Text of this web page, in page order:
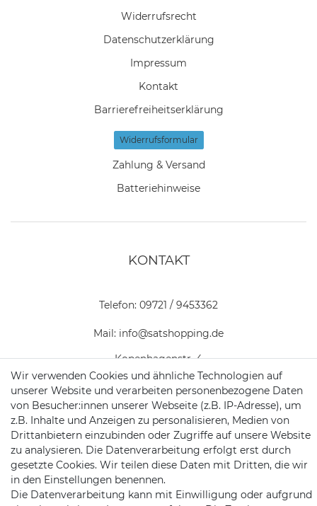
Widerrufs­recht
Daten­schutz­erklärung
Impressum
Kontakt
Barrierefreiheitserklärung
Widerrufs­formular
Zahlung & Versand
Batteriehinweise
KONTAKT
Telefon: 09721 / 9453362
Mail: info@satshopping.de
Kopenhagenstr. 4
97424 Schweinfurt
Satshopping auf Facebook
Satshopping auf
Satshopping auf
Wir verwenden Cookies und ähnliche Technologien auf
unserer Website und verarbeiten personenbezogene Daten
von Besucher:innen unserer Webseite (z.B. IP-Adresse), um
z.B. Inhalte und Anzeigen zu personalisieren, Medien von
Drittanbietern einzubinden oder Zugriffe auf unsere Website
zu analysieren. Die Datenverarbeitung erfolgt erst durch
gesetzte Cookies. Wir teilen diese Daten mit Dritten, die wir
in den Einstellungen benennen.
Die Datenverarbeitung kann mit Einwilligung oder aufgrund